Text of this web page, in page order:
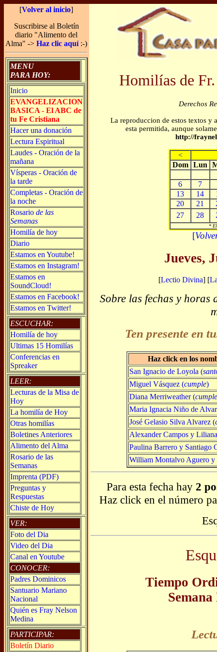
[Volver al inicio]
Suscribirse al Boletín
diario "Alimento del
Alma" ->Haz clic aquí:-)
MENU
PARA HOY:
Inicio
EVANGELIZACION
BASICA - El ABC de
tu Fe Cristiana
Hacer una donación
Lectura Espiritual
Laudes - Oración de la
mañana
Vísperas - Oración de
la tarde
Completas - Oración de
la noche
Rosario de las
Semanas
Homilía de hoy
Diario
Estamos en Youtube!
Estamos en Instagram!
Estamos en
SoundCloud!
Estamos en Facebook!
Estamos en Twitter!
ESCUCHAR:
Homilía de hoy
Ultimas 15 Homilías
Conferencias en
Spreaker
LEER:
Lecturas de la Misa de
Hoy
La homilía de Hoy
Otras homilías
Boletines Anteriores
Alimento del Alma
Rosario de las
Semanas
Imprenta (PDF)
Preguntas y
Respuestas
Chiste de Hoy
VER:
Foto del Dia
Video del Dia
Canal en Youtube
CONOCER:
Padres Dominicos
Santuario Mariano
Nacional
Quién es Fray Nelson
Medina
PARTICIPAR:
Boletín Diario
Homilías de
Derechos
La reproduccion de estos textos y
esta permitida, aunque
http://
<
Dom Lun
6
7
13
14
20
21
27
28
*
[
Jueves,
[Lectio Divina] [
Sobre las fechas y horas
Ten presente en
Haz click en los
San Ignacio de Loyola (
Miguel Vásquez (cumple)
Diana Merriweather (
Maria Ignacia Niño de
José Gelasio Silva Alvarez (
Alexander Campos y
Paulina Barrero y Santiago
William Montalvo Aguero
Para esta fecha hay 2
Haz click en el número
Tiempo